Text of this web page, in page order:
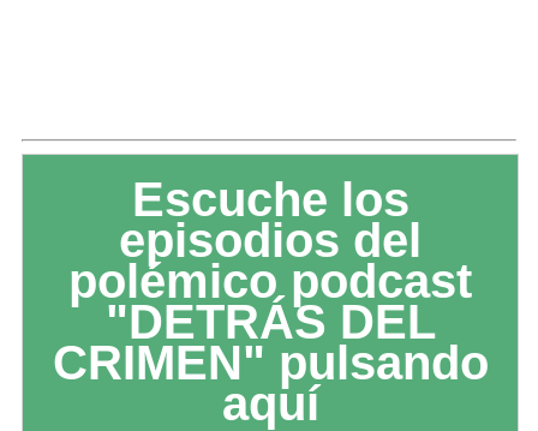
Escuche los
episodios del
polémico podcast
"DETRÁS DEL
CRIMEN" pulsando
aquí